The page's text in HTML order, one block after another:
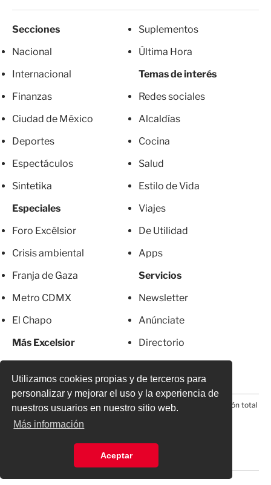
Utilizamos cookies propias y de terceros para
personalizar y mejorar el uso y la experiencia de
nuestros usuarios en nuestro sitio web.
Más información
Aceptar
Secciones
Nacional
Internacional
Finanzas
Ciudad de México
Deportes
Espectáculos
Sintetika
Especiales
Foro Excélsior
Crisis ambiental
Franja de Gaza
Metro CDMX
El Chapo
Más Excelsior
Suplementos
Última Hora
Temas de interés
Redes sociales
Alcaldías
Cocina
Salud
Estilo de Vida
Viajes
De Utilidad
Apps
Servicios
Newsletter
Anúnciate
Directorio
© 2026 Todos los derechos reservados. Prohibida la reproducción total
o parcial, incluyendo cualquier medio electrónico*